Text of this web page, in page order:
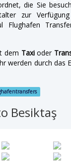
die Sie
zur
Flughafen
dem Taxioder
werden durch das
Besiktaş